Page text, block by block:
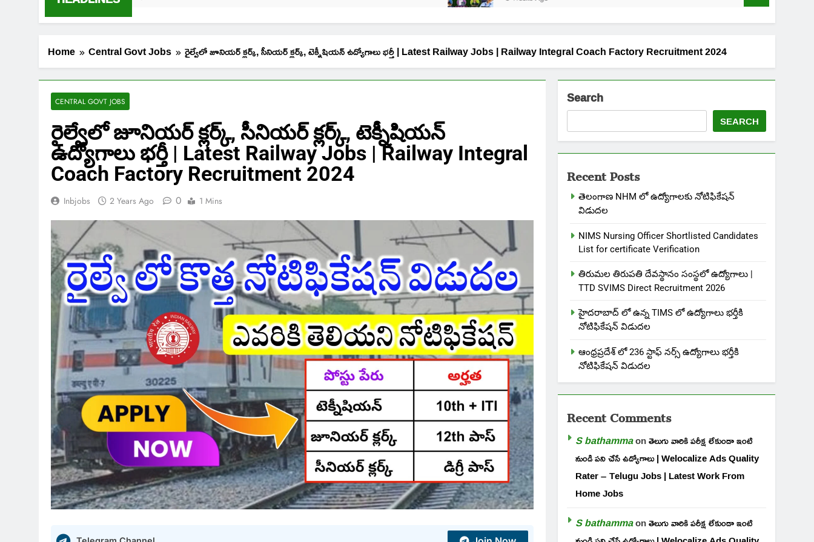
Home Central Govt Jobs రైల్వేలో జూనియర్ క్లర్క్, సీనియర్ క్లర్క్, టెక్నీషియన్ ఉద్యోగాలు భర్తీ | Latest Railway Jobs | Railway Integral Coach Factory Recruitment 2024
CENTRAL GOVT JOBS
రైల్వేలో జూనియర్ క్లర్క్, సీనియర్ క్లర్క్, టెక్నీషియన్
ఉద్యోగాలు భర్తీ | Latest Railway Jobs | Railway Integral
Coach Factory Recruitment 2024
Inbjobs 2 Years Ago 0 1 Mins
Search
SEARCH
Recent Posts
తెలంగాణ NHM లో ఉద్యోగాలకు నోటిఫికేషన్
విడుదల
NIMS Nursing Officer Shortlisted Candidates
List for certificate Verification
తిరుమల తిరుపతి దేవస్థానం సంస్థలో ఉద్యోగాలు |
TTD SVIMS Direct Recruitment 2026
హైదరాబాద్ లో ఉన్న TIMS లో ఉద్యోగాలు భర్తీకి
నోటిఫికేషన్ విడుదల
ఆంధ్రప్రదేశ్ లో 236 స్టాఫ్ నర్స్ ఉద్యోగాలు భర్తీకి
నోటిఫికేషన్ విడుదల
Recent Comments
S bathammaonతెలుగు వారికి పరీక్ష లేకుండా ఇంటి
నుండి పని చేసే ఉద్యోగాలు | Welocalize Ads Quality
Rater – Telugu Jobs | Latest Work From
Home Jobs
S bathammaonతెలుగు వారికి పరీక్ష లేకుండా ఇంటి